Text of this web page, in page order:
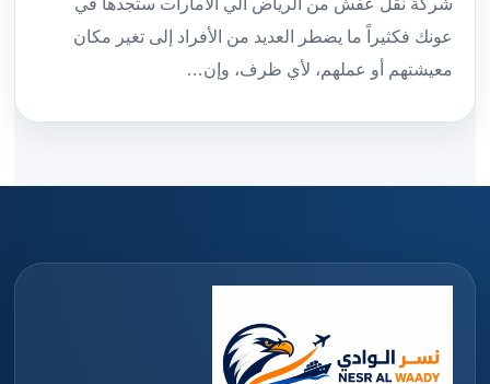
شركة نقل عفش من الرياض الي الأمارات ستجدها في
عونك فكثيراً ما يضطر العديد من الأفراد إلى تغير مكان
معيشتهم أو عملهم، لأي ظرف، وإن…